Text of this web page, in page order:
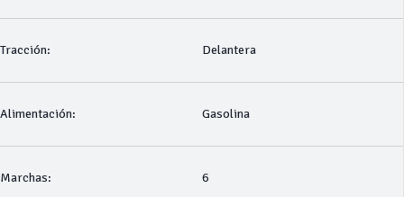
Tracción: Delantera
Alimentación: Gasolina
Marchas: 6